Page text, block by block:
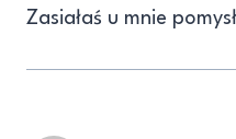
Zasiałaś u mnie